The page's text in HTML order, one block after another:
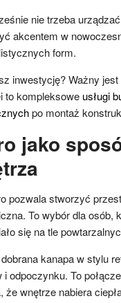
nie trzeba
akcentem w
form.
inwestycję? Ważny
to kompleksowe usługi
po montaż
jako
pozwala stworzyć
To wybór dla osób,
się na tle
kanapa w stylu
i odpoczynku. To
że wnętrze nabiera